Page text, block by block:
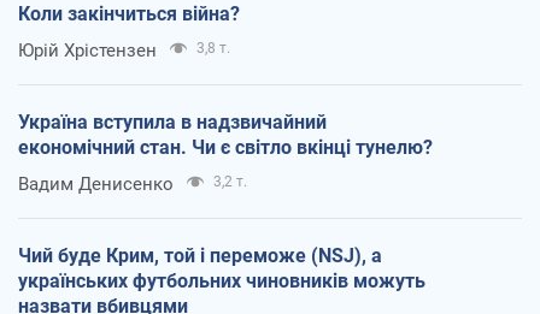
Коли закінчиться війна?
Юрій Хрістензен 3,8 т.
Україна вступила в надзвичайний
економічний стан. Чи є світло вкінці тунелю?
Вадим Денисенко 3,2 т.
Чий буде Крим, той і переможе (NSJ), а
українських футбольних чиновників можуть
назвати вбивцями